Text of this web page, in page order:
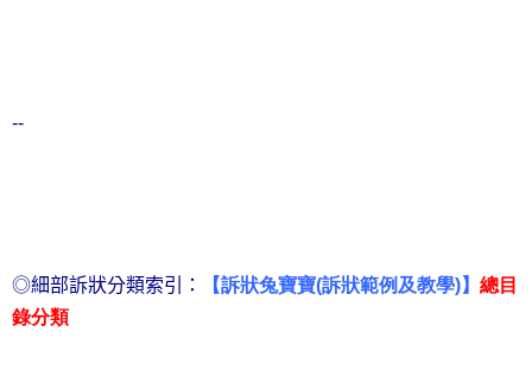
--
◎細部訴狀分類索引： 【訴狀兔寶寶(訴狀範例及教學)】 總目
錄分類